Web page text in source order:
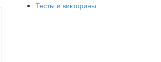
Тесты и викторины